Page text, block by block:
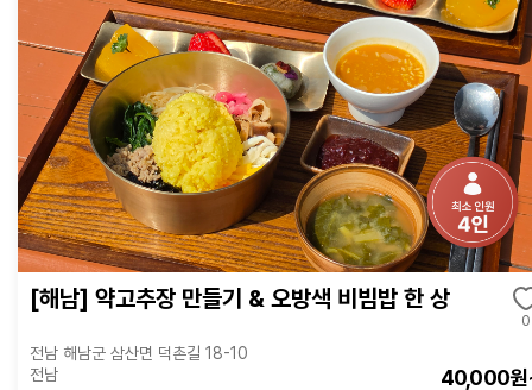
[해남] 약고추장 만들기 & 오방색 비빔밥 한 상
0
전남 해남군 삼산면 덕촌길 18-10
전남
40,000